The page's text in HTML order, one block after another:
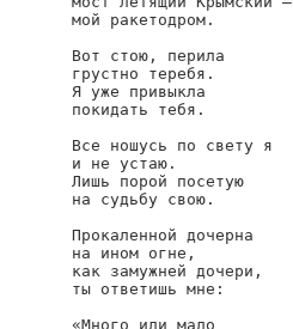
мой ракетодром.
Вот стою, перила
грустно теребя.
Я уже привыкла
покидать тебя.
Все ношусь по свету я
и не устаю.
Лишь порой посетую
на судьбу свою.
Прокаленной дочерна
на ином огне,
как замужней дочери,
ты ответишь мне:
«Много или мало